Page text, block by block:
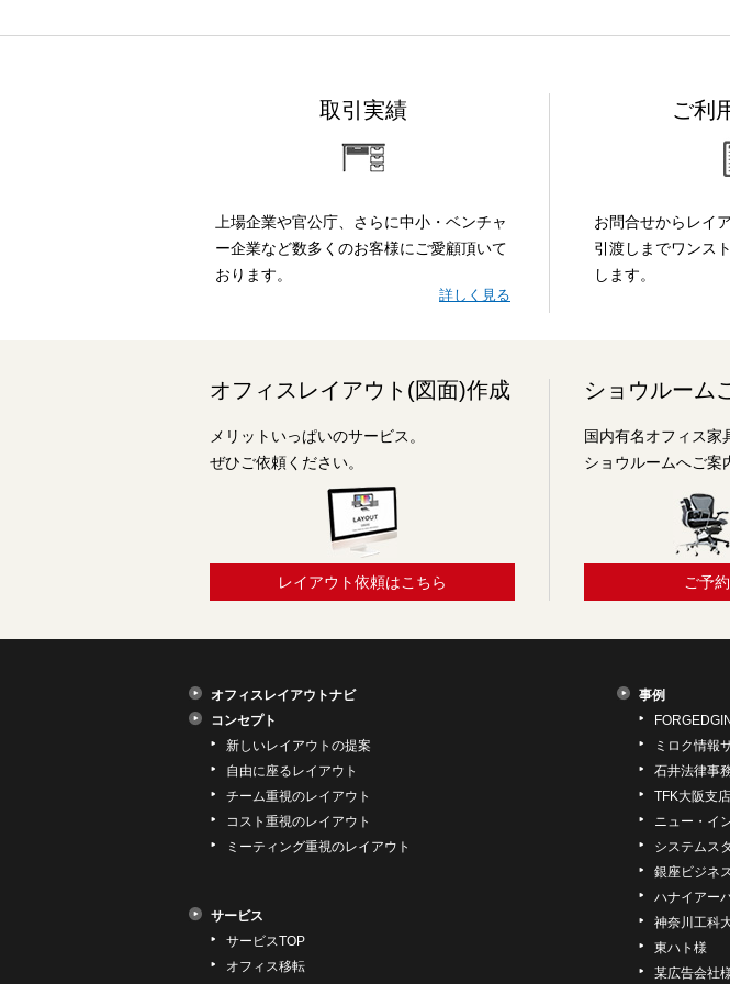
取引実績
上場企業や官公庁、さらに中小・ベンチャ
ー企業など数多くのお客様にご愛顧頂いて
おります。
詳しく見る
ご利
お問合せからレイ
引渡しまでワンス
します。
オフィスレイアウト(図面)作成
メリットいっぱいのサービス。
ぜひご依頼ください。
レイアウト依頼はこちら
ショウルーム
国内有名オフィス家
ショウルームへご案
ご予
オフィスレイアウトナビ
コンセプト
新しいレイアウトの提案
自由に座るレイアウト
チーム重視のレイアウト
コスト重視のレイアウト
ミーティング重視のレイアウト
サービス
サービスTOP
オフィス移転
事例
ミロク情報
石井法律事
TFK大阪支
ニュー・イ
システムス
銀座ビジネ
ハナイアー
神奈川工科
東ハト様
某広告会社